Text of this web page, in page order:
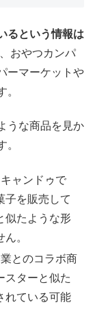
るという情報は
おやつカンパ
ーマーケットや
。
うな商品を見か
。
キャンドゥで
子を販売して
似たような形
。
とのコラボ商
スターと似た
れている可能